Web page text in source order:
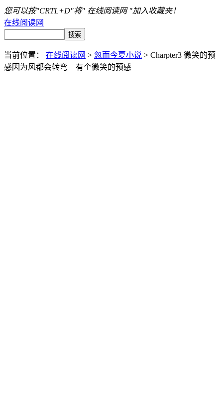
您可以按"CRTL+D"将" 在线阅读网 "加入收藏夹！
在线阅读网
当前位置： 在线阅读网 > 忽而今夏小说 > Charpter3 微笑的预
感因为风都会转弯 有个微笑的预感